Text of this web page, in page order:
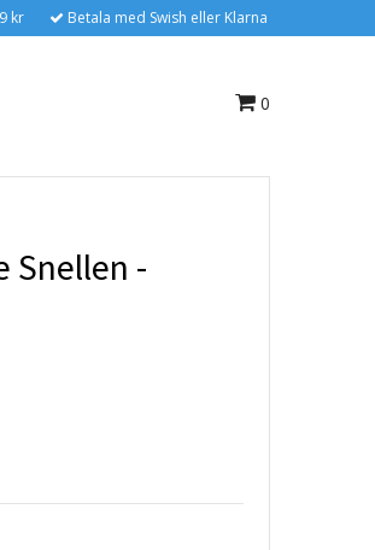
kr Betala med Swish eller Klarna
0
Snellen -